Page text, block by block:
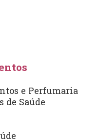
e Perfumaria
de Saúde
Arterial,